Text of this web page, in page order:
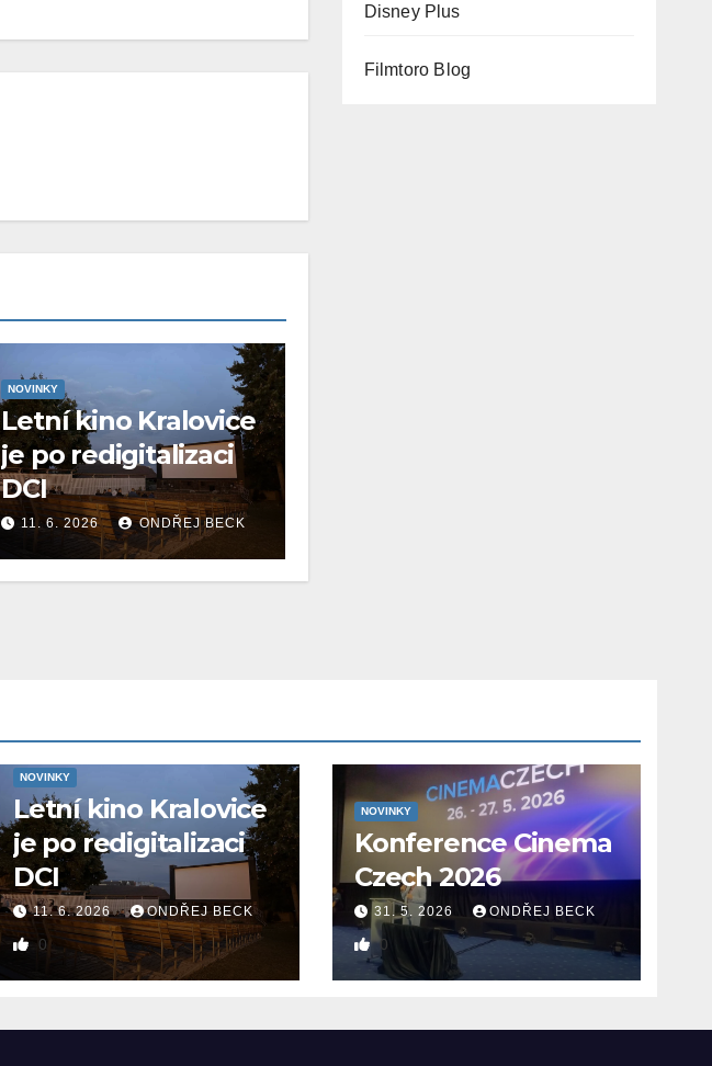
NOVINKY
Letní kino Kralovice
je po redigitalizaci
DCI
11. 6. 2026 ONDŘEJ BECK
Disney Plus
Filmtoro Blog
NOVINKY
Letní kino Kralovice
je po redigitalizaci
DCI
11. 6. 2026 ONDŘEJ BECK
0
NOVINKY
Konference Cinema
Czech 2026
31. 5. 2026 ONDŘEJ BECK
0